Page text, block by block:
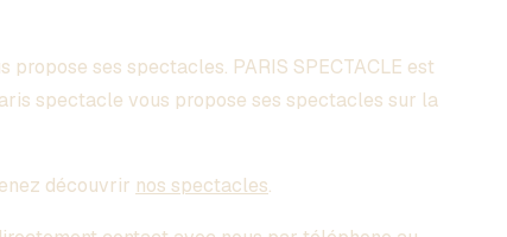
propose ses spectacles. PARIS SPECTACLE est
spectacle vous propose ses spectacles sur la
découvrir nos spectacles.